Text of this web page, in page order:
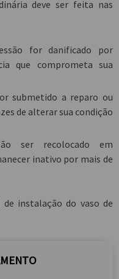
deve ser feita nas
for danificado por
que comprometa sua
submetido a reparo ou
de alterar sua condição
ser recolocado em
inativo por mais de
instalação do vaso de